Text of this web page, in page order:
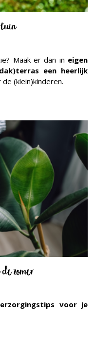
Maak er dan in eigen
een heerlijk
(klein)kinderen.
zomer
voor je